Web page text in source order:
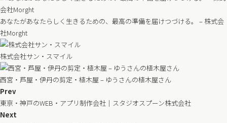
あなたがあなたらしく生きるための、最高の準備を届けつづける。 – 株式会
社Morght
株式会社サン・スマイル
西宮・芦屋・伊丹の剪定・植木屋 – ゆうさんの植木屋さん
Prev
東京・神戸のWEB・アプリ制作会社｜スタジオスプーン株式会社
Next